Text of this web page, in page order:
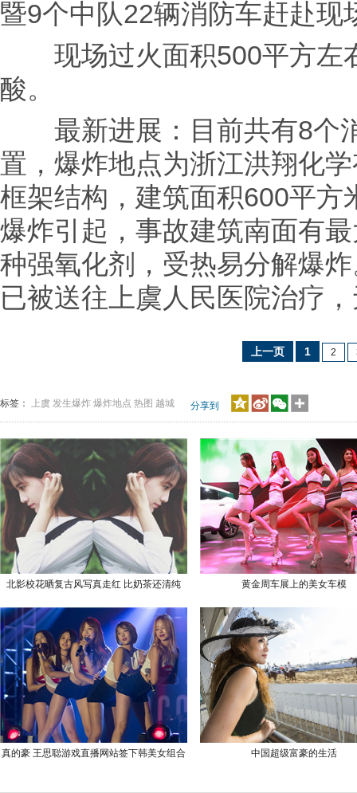
暨9个中队22辆消防车赶赴
现场过火面积500平方左
酸。
最新进展：目前共有8个
置，爆炸地点为浙江洪翔化
框架结构，建筑面积600平
爆炸引起，事故建筑南面有
种强氧化剂，受热易分解爆
已被送往上虞人民医院治疗
上一页 1 2
标签： 上虞 发生爆炸 爆炸地点 热图 越城 分享到
北影校花晒复古风写真走红 比奶茶还清纯
真的豪 王思聪游戏直播网站签下韩美女组合
黄金周车展上的美女车模
中国超级富豪的生活